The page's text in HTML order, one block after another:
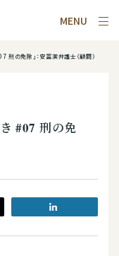
MENU
の免除」：安冨潔弁護士（顧問）
#07 刑の免